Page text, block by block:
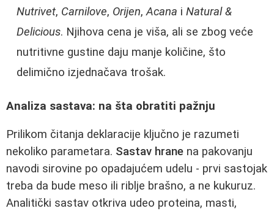
Nutrivet, Carnilove, Orijen,Acana i Natural &
Delicious. Njihova cena je viša, ali se zbog veće
nutritivne gustine daju manje količine, što
delimično izjednačava trošak.
Analiza sastava: na šta obratiti pažnju
Prilikom čitanja deklaracije ključno je razumeti
nekoliko parametara. Sastav hrane na pakovanju
navodi sirovine po opadajućem udelu - prvi sastojak
treba da bude meso ili riblje brašno, a ne kukuruz.
Analitički sastav otkriva udeo proteina, masti,